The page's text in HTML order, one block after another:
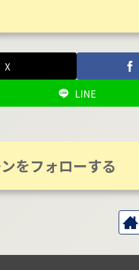
X
LINE
をフォローする